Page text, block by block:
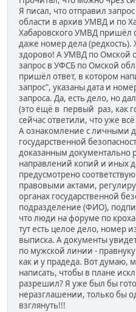
Я писал, что отправил
области в архив УМВД и по
Хабаровского УМВД пришёл
даже номер дела
здорово! А УМВД по Омской
запрос в УФСБ по Омской
пришёл ответ, в котором
запрос", указаны дата и
запроса. Да, есть дело, но
(это ещё в первый раз, как
сейчас ответили, что уже
А ознакомление с личными
государственной
доказанным документально
направлений копий и иных
предусмотрено
правовыми актами,
органах государственной
подразделение (ФИО),
что люди на форуме по
тут есть целое дело, номер
выписка. А документы
по мужской линии -
как и у прадеда. Вот
написать, чтобы в плане
разрешил? Я уже был бы
неразглашении, только бы
взглянуть!!!